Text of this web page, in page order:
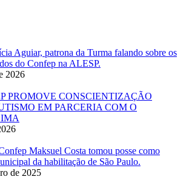
Aguiar, patrona da Turma falando sobre os
do Confep na ALESP.
2026
PROMOVE CONSCIENTIZAÇÃO
EM PARCERIA COM O
Maksuel Costa tomou posse como
da habilitação de São Paulo.
de 2025